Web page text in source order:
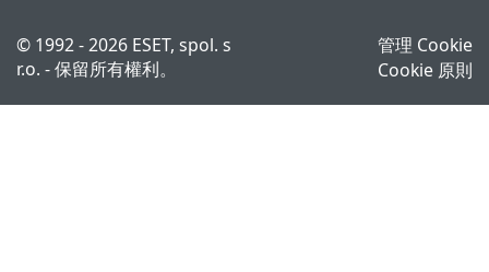
© 1992 - 2026 ESET, spol. s
r.o. - 保留所有權利。
管理 Cookie
Cookie 原則